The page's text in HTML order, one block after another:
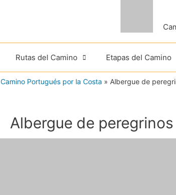
Rutas del Camino Etapas del Camino
Camino Portugués por la Costa » Albergue de
Albergue de